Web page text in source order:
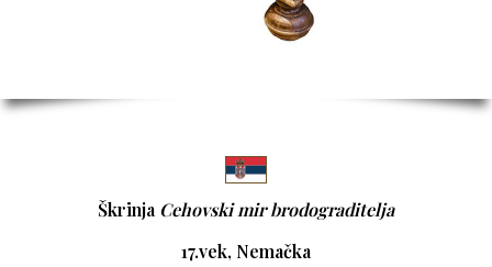
Škrinja Cehovski mir brodograditelja
17.vek, Nemačka